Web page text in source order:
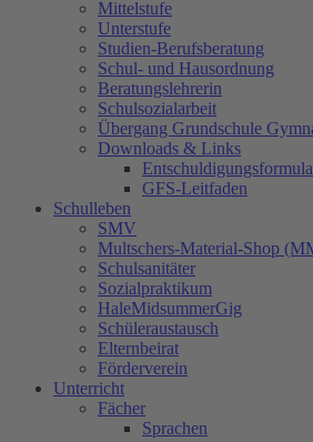
Mittelstufe
Unterstufe
Studien-Berufsberatung
Schul- und Hausordnung
Beratungslehrerin
Schulsozialarbeit
Übergang Grundschule
Downloads & Links
GFS-Leitfaden
Schulleben
SMV
Multschers-Material-Shop
Schulsanitäter
Sozialpraktikum
HaleMidsummerGig
Schüleraustausch
Elternbeirat
Förderverein
Unterricht
Fächer
Sprachen